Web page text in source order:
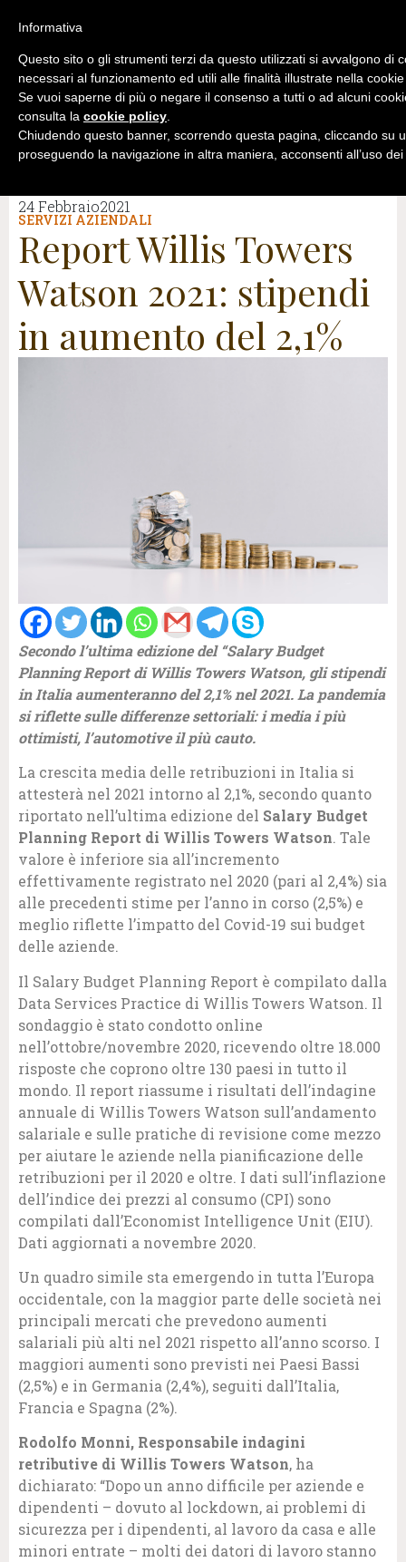
24 Febbraio2021
SERVIZI AZIENDALI
Report Willis Towers
Watson 2021: stipendi
in aumento del 2,1%
Secondo l’ultima edizione del “Salary Budget
Planning Report di Willis Towers Watson, gli stipendi
in Italia aumenteranno del 2,1% nel 2021. La pandemia
si riflette sulle differenze settoriali: i media i più
ottimisti, l’automotive il più cauto.
La crescita media delle retribuzioni in Italia si
attesterà nel 2021 intorno al 2,1%, secondo quanto
riportato nell’ultima edizione del Salary Budget
Planning Report di Willis Towers Watson. Tale
valore è inferiore sia all’incremento
effettivamente registrato nel 2020 (pari al 2,4%) sia
alle precedenti stime per l’anno in corso (2,5%) e
meglio riflette l’impatto del Covid-19 sui budget
delle aziende.
Il Salary Budget Planning Report è compilato dalla
Data Services Practice di Willis Towers Watson. Il
sondaggio è stato condotto online
nell’ottobre/novembre 2020, ricevendo oltre 18.000
risposte che coprono oltre 130 paesi in tutto il
mondo. Il report riassume i risultati dell’indagine
annuale di Willis Towers Watson sull’andamento
salariale e sulle pratiche di revisione come mezzo
per aiutare le aziende nella pianificazione delle
retribuzioni per il 2020 e oltre. I dati sull’inflazione
dell’indice dei prezzi al consumo (CPI) sono
compilati dall’Economist Intelligence Unit (EIU).
Dati aggiornati a novembre 2020.
Un quadro simile sta emergendo in tutta l’Europa
occidentale, con la maggior parte delle società nei
principali mercati che prevedono aumenti
salariali più alti nel 2021 rispetto all’anno scorso. I
maggiori aumenti sono previsti nei Paesi Bassi
(2,5%) e in Germania (2,4%), seguiti dall’Italia,
Francia e Spagna (2%).
Rodolfo Monni, Responsabile indagini
retributive di Willis Towers Watson, ha
dichiarato: “Dopo un anno difficile per aziende e
dipendenti – dovuto al lockdown, ai problemi di
sicurezza per i dipendenti, al lavoro da casa e alle
minori entrate – molti dei datori di lavoro stanno
Informativa
Questo sito o gli strumenti terzi da questo utilizzati si avvalgono di
necessari al funzionamento ed utili alle finalità illustrate nella
Se vuoi saperne di più o negare il consenso a tutti o ad alcuni
consulta la cookie policy.
Chiudendo questo banner, scorrendo questa pagina, cliccando su
proseguendo la navigazione in altra maniera, acconsenti all’uso